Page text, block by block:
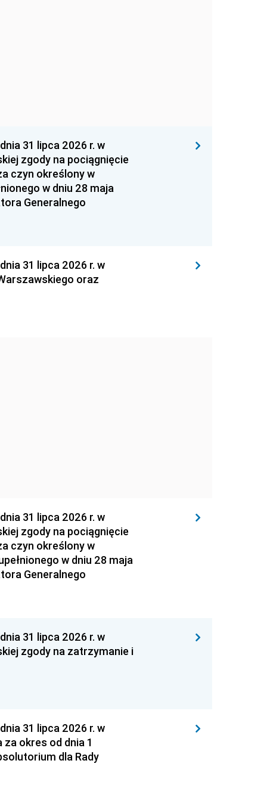
31 lipca 2026 r. w
zgody na pociągnięcie
czyn określony w
w dniu 28 maja
Generalnego
31 lipca 2026 r. w
oraz
31 lipca 2026 r. w
zgody na pociągnięcie
czyn określony w
w dniu 28 maja
Generalnego
31 lipca 2026 r. w
zgody na zatrzymanie i
31 lipca 2026 r. w
okres od dnia 1
dla Rady